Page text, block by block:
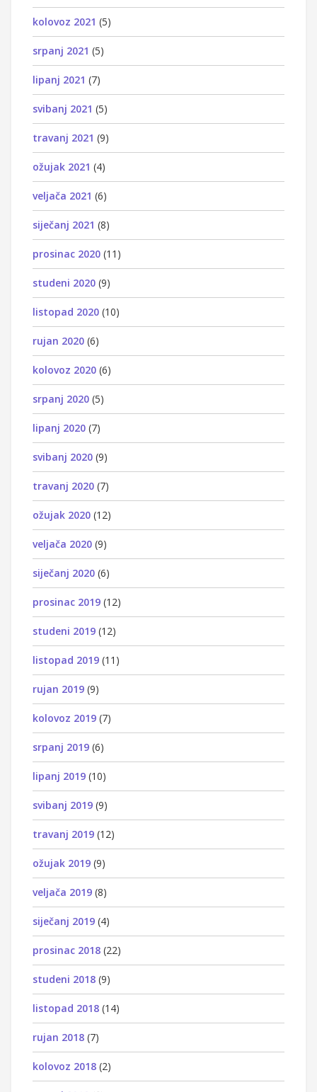
kolovoz 2021 (5)
srpanj 2021 (5)
lipanj 2021 (7)
svibanj 2021 (5)
travanj 2021 (9)
ožujak 2021 (4)
veljača 2021 (6)
siječanj 2021 (8)
prosinac 2020 (11)
studeni 2020 (9)
listopad 2020 (10)
rujan 2020 (6)
kolovoz 2020 (6)
srpanj 2020 (5)
lipanj 2020 (7)
svibanj 2020 (9)
travanj 2020 (7)
ožujak 2020 (12)
veljača 2020 (9)
siječanj 2020 (6)
prosinac 2019 (12)
studeni 2019 (12)
listopad 2019 (11)
rujan 2019 (9)
kolovoz 2019 (7)
srpanj 2019 (6)
lipanj 2019 (10)
svibanj 2019 (9)
travanj 2019 (12)
ožujak 2019 (9)
veljača 2019 (8)
siječanj 2019 (4)
prosinac 2018 (22)
studeni 2018 (9)
listopad 2018 (14)
rujan 2018 (7)
kolovoz 2018 (2)